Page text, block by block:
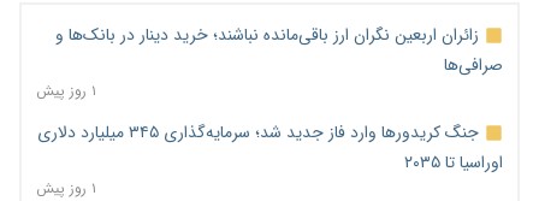
زائران اربعین نگران ارز باقی‌مانده نباشند؛ خرید دینار در بانک‌ها و
صرافی‌ها
۱ روز پیش
جنگ کریدورها وارد فاز جدید شد؛ سرمایه‌گذاری ۳۴۵ میلیارد دلاری
اوراسیا تا ۲۰۳۵
۱ روز پیش